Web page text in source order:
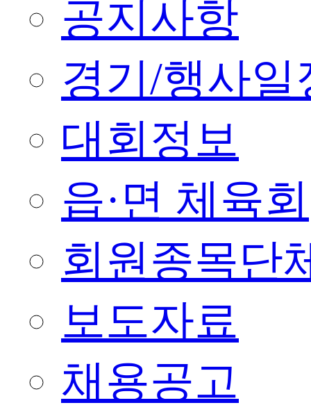
공지사항
경기/행사일
대회정보
읍·면 체육회
회원종목단
보도자료
채용공고